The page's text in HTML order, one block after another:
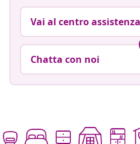
Vai al centro assistenza
Chatta con noi